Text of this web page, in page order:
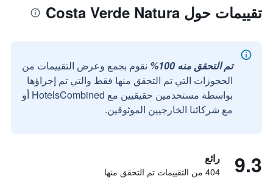
تقييمات حول Costa Verde Natura
تم التحقق منه 100%
نقوم بجمع وعرض التقييمات من
الحجوزات التي تم التحقق منها فقط والتي تم إجراؤها
بواسطة مستخدمين حقيقيين مع HotelsCombined أو
مع شركائنا الخارجيين الموثوقين.
9.3 رائع
404 من التقييمات تم التحقق منها